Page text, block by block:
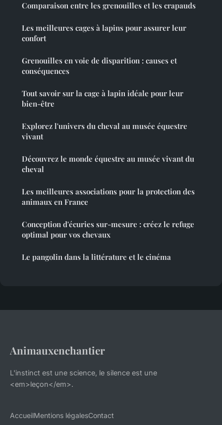
Comparaison entre les grenouilles et les crapauds
Les meilleures cages à lapins pour assurer leur
confort
Grenouilles en voie de disparition : causes et
conséquences
Tout savoir sur la cage à lapin idéale pour leur
bien-être
Explorez l'univers du cheval au musée équestre
vivant
Découvrez le monde équestre au musée vivant du
cheval
Les meilleures associations pour la protection des
animaux en France
Conception d'écuries sur-mesure : créez le refuge
optimal pour vos chevaux
Le pangolin dans la littérature et le cinéma
Animauxenchantier
L'instinct est une science, le silence est une
<em>leçon</em>.
AccueilMentions légalesContact